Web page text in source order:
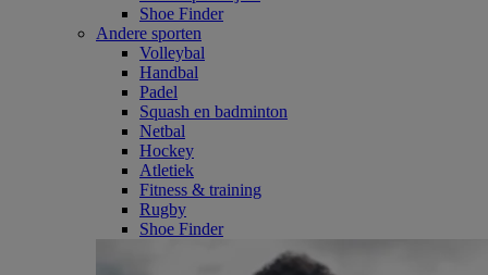
Shoe Finder
Andere sporten
Volleybal
Handbal
Padel
Squash en badminton
Netbal
Hockey
Atletiek
Fitness & training
Rugby
Shoe Finder